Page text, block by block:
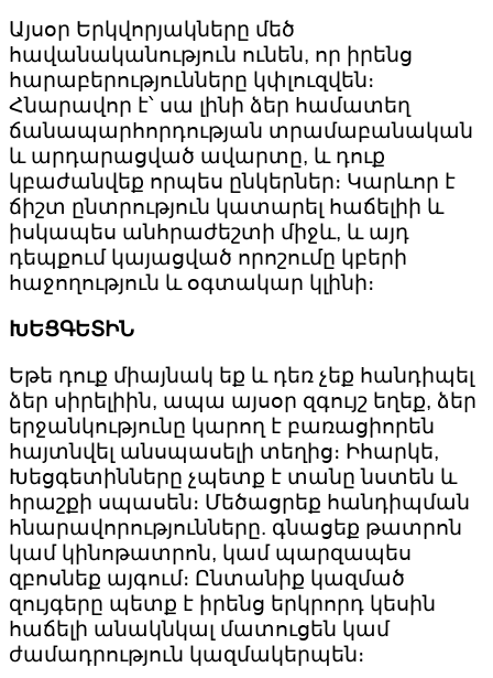
Այսօր Երկվորյակները մեծ
հավանականություն ունեն, որ իրենց
հարաբերությունները կփլուզվեն։
Հնարավոր է՝ սա լինի ձեր համատեղ
ճանապարհորդության տրամաբանական
և արդարացված ավարտը, և դուք
կբաժանվեք որպես ընկերներ։ Կարևոր է
ճիշտ ընտրություն կատարել հաճելիի և
իսկապես անհրաժեշտի միջև, և այդ
դեպքում կայացված որոշումը կբերի
հաջողություն և օգտակար կլինի։
ԽԵՑԳԵՏԻՆ
Եթե ​​դուք միայնակ եք և դեռ չեք հանդիպել
ձեր սիրելիին, ապա այսօր զգույշ եղեք, ձեր
երջանկությունը կարող է բառացիորեն
հայտնվել անսպասելի տեղից։ Իհարկե,
Խեցգետինները չպետք է տանը նստեն և
հրաշքի սպասեն։ Մեծացրեք հանդիպման
հնարավորությունները. գնացեք թատրոն
կամ կինոթատրոն, կամ պարզապես
զբոսնեք այգում։ Ընտանիք կազմած
զույգերը պետք է իրենց երկրորդ կեսին
հաճելի անակնկալ մատուցեն կամ
ժամադրություն կազմակերպեն։